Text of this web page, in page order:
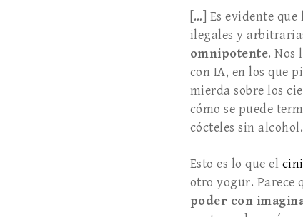
[…] Es evidente
ilegales y
omnipoten­te. Nos
con IA, en los que
mierda sobre los
cómo se puede
cócteles sin alcohol.
Esto es lo que el
otro yogur. Parece
poder con